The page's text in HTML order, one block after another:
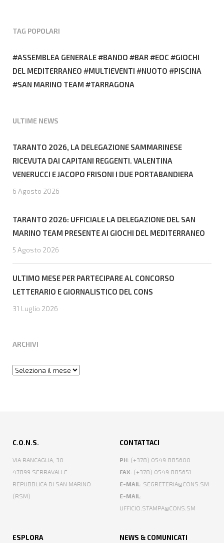
TAG POPOLARI
ASSEMBLEA GENERALE BANDO BAR EOC
GIOCHI
DEL MEDITERRANEO
MULTIEVENTI NUOTO
PISCINA
SAN MARINO TEAM
TARRAGONA
ULTIME NEWS
TARANTO 2026, LA DELEGAZIONE SAMMARINESE
RICEVUTA DAI CAPITANI REGGENTI. VALENTINA
VENERUCCI E JACOPO FRISONI I DUE PORTABANDIERA
6 Agosto 2026
TARANTO 2026: UFFICIALE LA DELEGAZIONE DEL SAN
MARINO TEAM PRESENTE AI GIOCHI DEL MEDITERRANEO
5 Agosto 2026
ULTIMO MESE PER PARTECIPARE AL CONCORSO
LETTERARIO E GIORNALISTICO DEL CONS
31 Luglio 2026
ARCHIVI
Archivi
C.O.N.S.
VIA RANCAGLIA, 30
47899 SERRAVALLE
REPUBBLICA DI SAN MARINO
(RSM)
CONTATTACI
PH: (+378) 0549 885600
FAX: (+378) 0549 885651
E-MAIL: SEGRETERIA@CONS.SM
E-MAIL:
UFFICIO.STAMPA@CONS.SM
ESPLORA NEWS & COMUNICATI